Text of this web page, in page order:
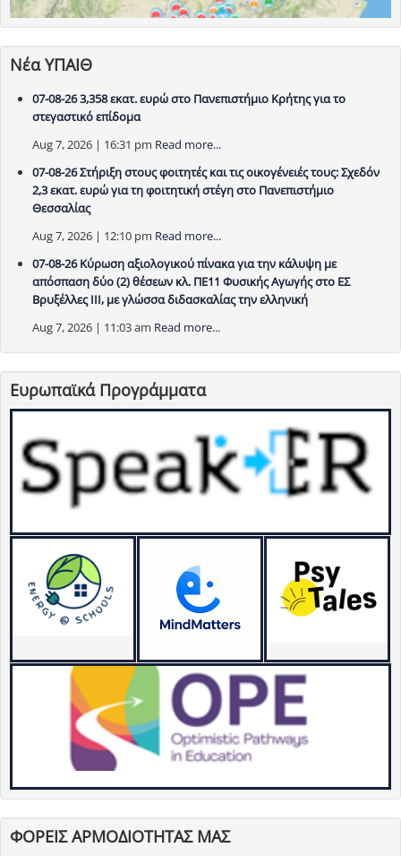
Νέα ΥΠΑΙΘ
07-08-26 3,358 εκατ. ευρώ στο Πανεπιστήμιο Κρήτης για το
στεγαστικό επίδομα
Aug 7, 2026 | 16:31 pm Read more...
07-08-26 Στήριξη στους φοιτητές και τις οικογένειές τους: Σχεδόν
2,3 εκατ. ευρώ για τη φοιτητική στέγη στο Πανεπιστήμιο
Θεσσαλίας
Aug 7, 2026 | 12:10 pm Read more...
07-08-26 Κύρωση αξιολογικού πίνακα για την κάλυψη με
απόσπαση δύο (2) θέσεων κλ. ΠΕ11 Φυσικής Αγωγής στο ΕΣ
Βρυξέλλες ΙΙΙ, με γλώσσα διδασκαλίας την ελληνική
Aug 7, 2026 | 11:03 am Read more...
Ευρωπαϊκά Προγράμματα
ΦΟΡΕΙΣ ΑΡΜΟΔΙΟΤΗΤΑΣ ΜΑΣ